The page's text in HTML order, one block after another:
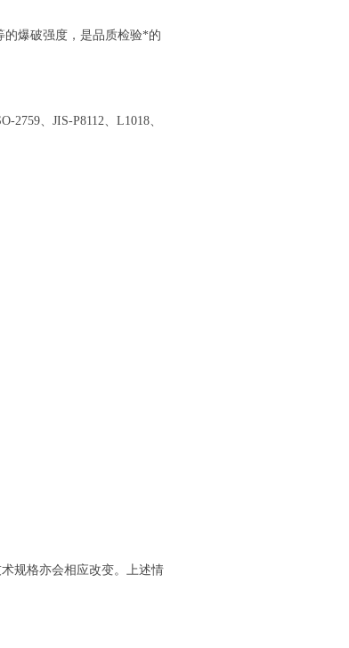
的爆破强度，是品质检验*的
、JIS-P8112、L1018、
规格亦会相应改变。上述情